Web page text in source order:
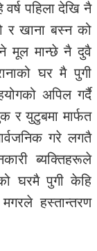
वर्ष पहिला देखि नै
र खाना बस्न को
मूल मान्छे नै दुवै
घर मै पुगी
अपिल गर्दै
र युटुबमा मार्फत
गरे लगतै
ब्यक्तिहरूले
घरमै पुगी केहि
मगरले हस्तान्तरण